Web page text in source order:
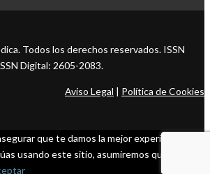
Todos los derechos reservados. ISSN
Digital: 2605-2083.
Aviso Legal | Política de Cookies
que te damos la mejor experiencia en
usando este sitio, asumiremos que estás